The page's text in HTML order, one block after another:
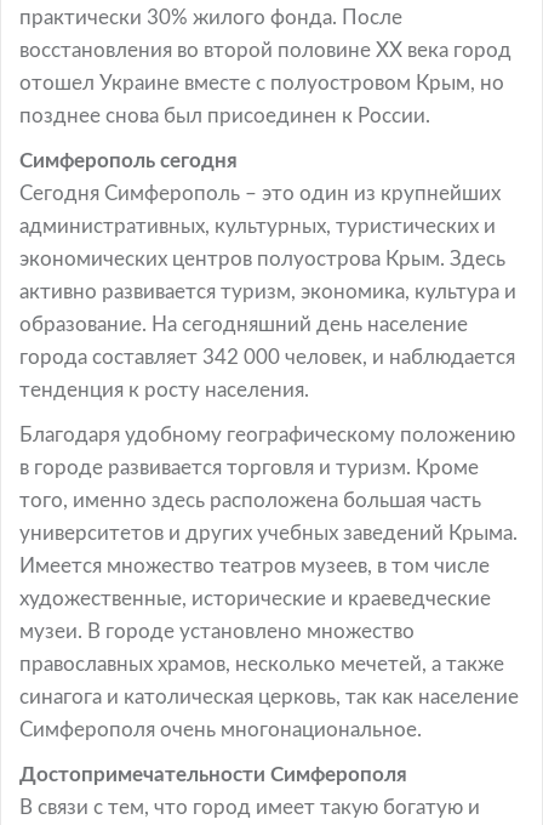
практически 30% жилого фонда. После
восстановления во второй половине XX века город
отошел Украине вместе с полуостровом Крым, но
позднее снова был присоединен к России.
Симферополь сегодня
Сегодня Симферополь – это один из крупнейших
административных, культурных, туристических и
экономических центров полуострова Крым. Здесь
активно развивается туризм, экономика, культура и
образование. На сегодняшний день население
города составляет 342 000 человек, и наблюдается
тенденция к росту населения.
Благодаря удобному географическому положению
в городе развивается торговля и туризм. Кроме
того, именно здесь расположена большая часть
университетов и других учебных заведений Крыма.
Имеется множество театров музеев, в том числе
художественные, исторические и краеведческие
музеи. В городе установлено множество
православных храмов, несколько мечетей, а также
синагога и католическая церковь, так как население
Симферополя очень многонациональное.
Достопримечательности Симферополя
В связи с тем, что город имеет такую богатую и